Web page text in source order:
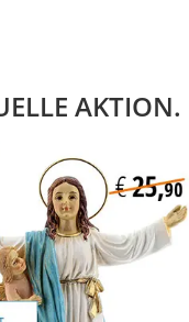
AKTION.